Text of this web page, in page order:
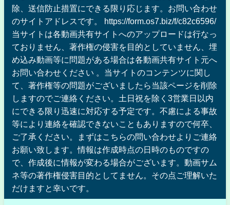
除、送信防止措置にできる限り応じます。お問い合わせ
のサイトアドレスです。 https://form.os7.biz/f/c82c6596/
当サイトは各動画共有サイトへのアップロードは行なっ
ておりません、著作権の侵害を目的としていません、埋
め込み動画等に問題がある場合は各動画共有サイト元へ
お問い合わせください 。当サイトのコンテンツに関し
て、著作権等の問題がございましたら当該ページを削除
しますのでご連絡ください。土日祝を除く3営業日以内
にできる限り迅速に対応する予定です。不慮による事故
等により連絡を確認できないこともありますので何卒、
ご了承ください。まずはこちらの問い合わせよりご連絡
お願い致します。情報は作成時点の日時のものですの
で、作成後に情報が変わる場合がございます。動画サム
ネ等の著作権侵害目的としてません。その点ご理解いた
だけますと幸いです。